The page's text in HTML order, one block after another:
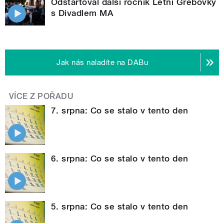
s Divadlem MA
Jak nás naladíte na DABu
VÍCE Z POŘADU
7. srpna: Co se stalo v tento den
6. srpna: Co se stalo v tento den
5. srpna: Co se stalo v tento den